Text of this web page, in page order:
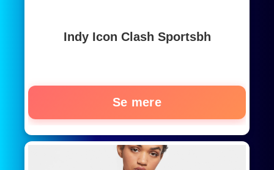
Indy Icon Clash Sportsbh
Se mere